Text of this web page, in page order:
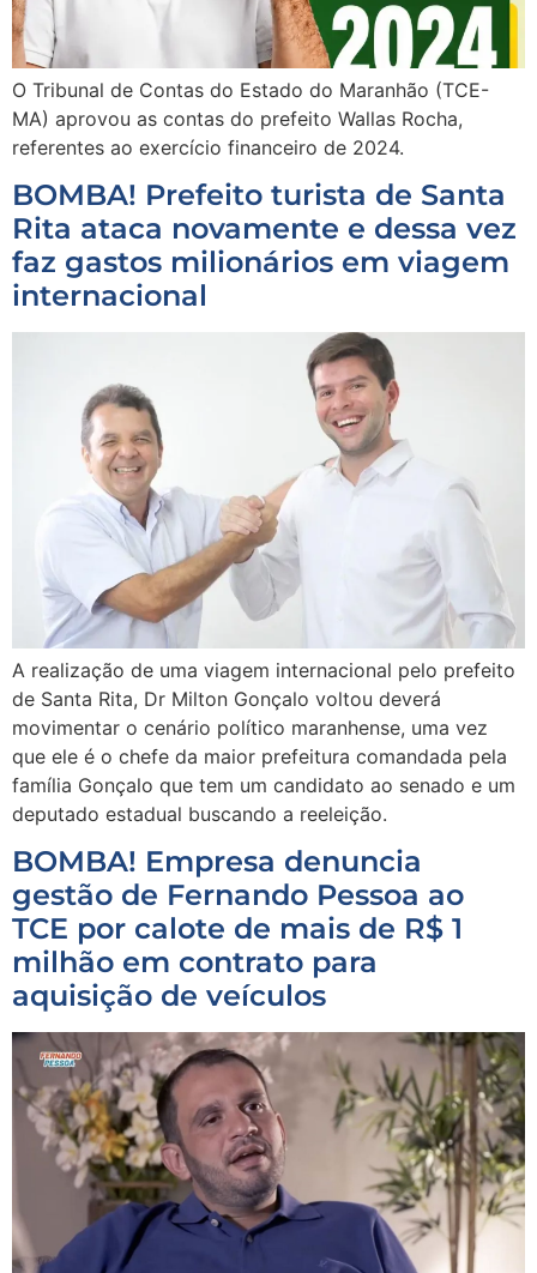
O Tribunal de Contas do Estado do Maranhão (TCE-
MA) aprovou as contas do prefeito Wallas Rocha,
referentes ao exercício financeiro de 2024.
BOMBA! Prefeito turista de Santa
Rita ataca novamente e dessa vez
faz gastos milionários em viagem
internacional
A realização de uma viagem internacional pelo prefeito
de Santa Rita, Dr Milton Gonçalo voltou deverá
movimentar o cenário político maranhense, uma vez
que ele é o chefe da maior prefeitura comandada pela
família Gonçalo que tem um candidato ao senado e um
deputado estadual buscando a reeleição.
BOMBA! Empresa denuncia
gestão de Fernando Pessoa ao
TCE por calote de mais de R$ 1
milhão em contrato para
aquisição de veículos